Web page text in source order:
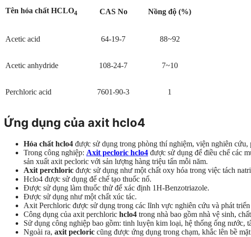
Tên hóa chất HCLO4 CAS No Nồng độ (%)
Acetic acid 64-19-7 88~92
Acetic anhydride 108-24-7 7~10
Perchloric acid 7601-90-3 1
Ứng dụng của axit hclo4
Hóa chất hclo4 được sử dụng trong phòng thí nghiệm, viện nghiên
Trong công nghiệp: Axit pecloric hclo4 được sử dụng để điều chế các
sản xuất axit pecloric với sản lượng hàng triệu tấn mỗi năm.
Axit perchloric được sử dụng như một chất oxy hóa trong việc tách
Hclo4 được sử dụng để chế tạo thuốc nổ.
Được sử dụng làm thuốc thử để xác định 1H-Benzotriazole.
Được sử dụng như một chất xúc tác.
Axit Perchloric được sử dụng trong các lĩnh vực nghiên cứu và phát
Công dụng của axit perchloric hclo4 trong nhà bao gồm nhà vệ sinh,
Sử dụng công nghiệp bao gồm: tinh luyện kim loại, hệ thống ống nước,
Ngoài ra, axit pecloric cũng được ứng dụng trong chạm, khắc lên bề